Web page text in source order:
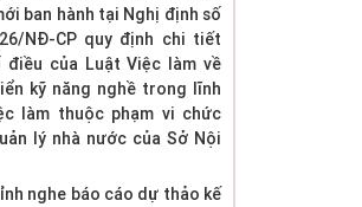
ban hành tại Nghị định số
NĐ-CP quy định chi tiết
điều của Luật Việc làm về
kỹ năng nghề trong lĩnh
làm thuộc phạm vi chức
lý nhà nước của Sở Nội
nghe báo cáo dự thảo kế